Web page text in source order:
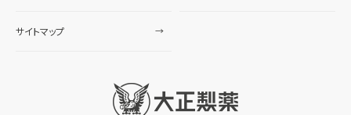
サイトマップ